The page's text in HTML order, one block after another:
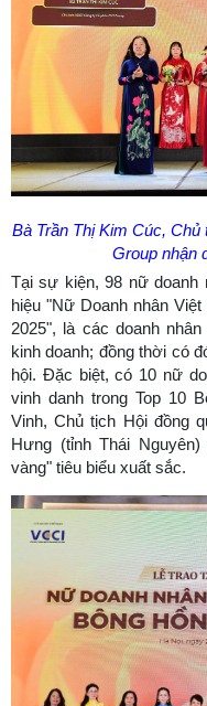
Bà Trần Thị Kim Cúc,
Group nhận
Tại sự kiện, 98 nữ doanh
hiệu "Nữ Doanh nhân
2025", là các doanh
kinh doanh; đồng thời có
hội. Đặc biệt, có 10 nữ
vinh danh trong Top 10
Vinh, Chủ tịch Hội đồng
Hưng (tỉnh Thái
vàng" tiêu biểu xuất sắc.